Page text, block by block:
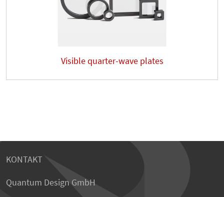
Visible quarter-wave plates
KONTAKT
Quantum Design GmbH